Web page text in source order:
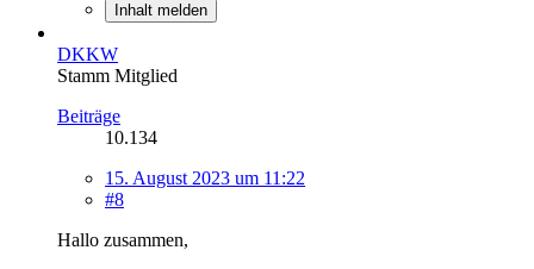
Inhalt melden
DKKW
Stamm Mitglied
Beiträge
10.134
15. August 2023 um 11:22
#8
Hallo zusammen,